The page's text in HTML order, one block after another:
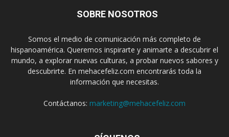
SOBRE NOSOTROS
Somos el medio de comunicación más completo de
hispanoamérica. Queremos inspirarte y animarte a descubrir el
mundo, a explorar nuevas culturas, a probar nuevos sabores y
descubrirte. En mehacefeliz.com encontrarás toda la
información que necesitas.
Contáctanos: marketing@mehacefeliz.com